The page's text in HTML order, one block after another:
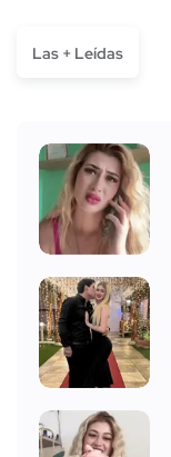
Las + Leídas